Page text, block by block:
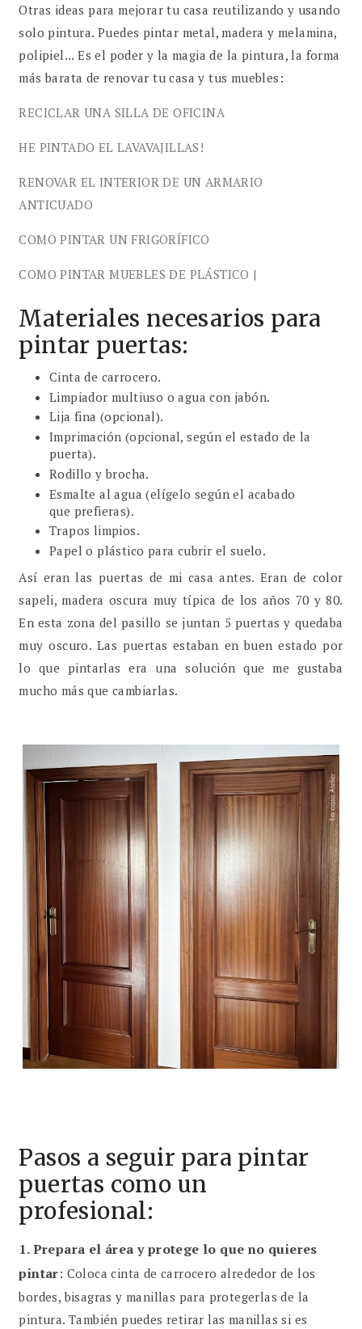
Otras ideas para mejorar tu casa reutilizando y usando
solo pintura. Puedes pintar metal, madera y melamina,
polipiel... Es el poder y la magia de la pintura, la forma
más barata de renovar tu casa y tus muebles:
RECICLAR UNA SILLA DE OFICINA
HE PINTADO EL LAVAVAJILLAS!
RENOVAR EL INTERIOR DE UN ARMARIO
ANTICUADO
COMO PINTAR UN FRIGORÍFICO
COMO PINTAR MUEBLES DE PLÁSTICO |
Materiales necesarios para
pintar puertas:
Cinta de carrocero.
Limpiador multiuso o agua con jabón.
Lija fina (opcional).
Imprimación (opcional, según el estado de la
puerta).
Rodillo y brocha.
Esmalte al agua (elígelo según el acabado
que prefieras).
Trapos limpios.
Papel o plástico para cubrir el suelo.
Así eran las puertas de mi casa antes. Eran de color
sapeli, madera oscura muy típica de los años 70 y 80.
En esta zona del pasillo se juntan 5 puertas y quedaba
muy oscuro. Las puertas estaban en buen estado por
lo que pintarlas era una solución que me gustaba
mucho más que cambiarlas.
Pasos a seguir para pintar
puertas como un
profesional:
1.Prepara el área y protege lo que no quieres
pintar: Coloca cinta de carrocero alrededor de los
bordes, bisagras y manillas para protegerlas de la
pintura. También puedes retirar las manillas si es